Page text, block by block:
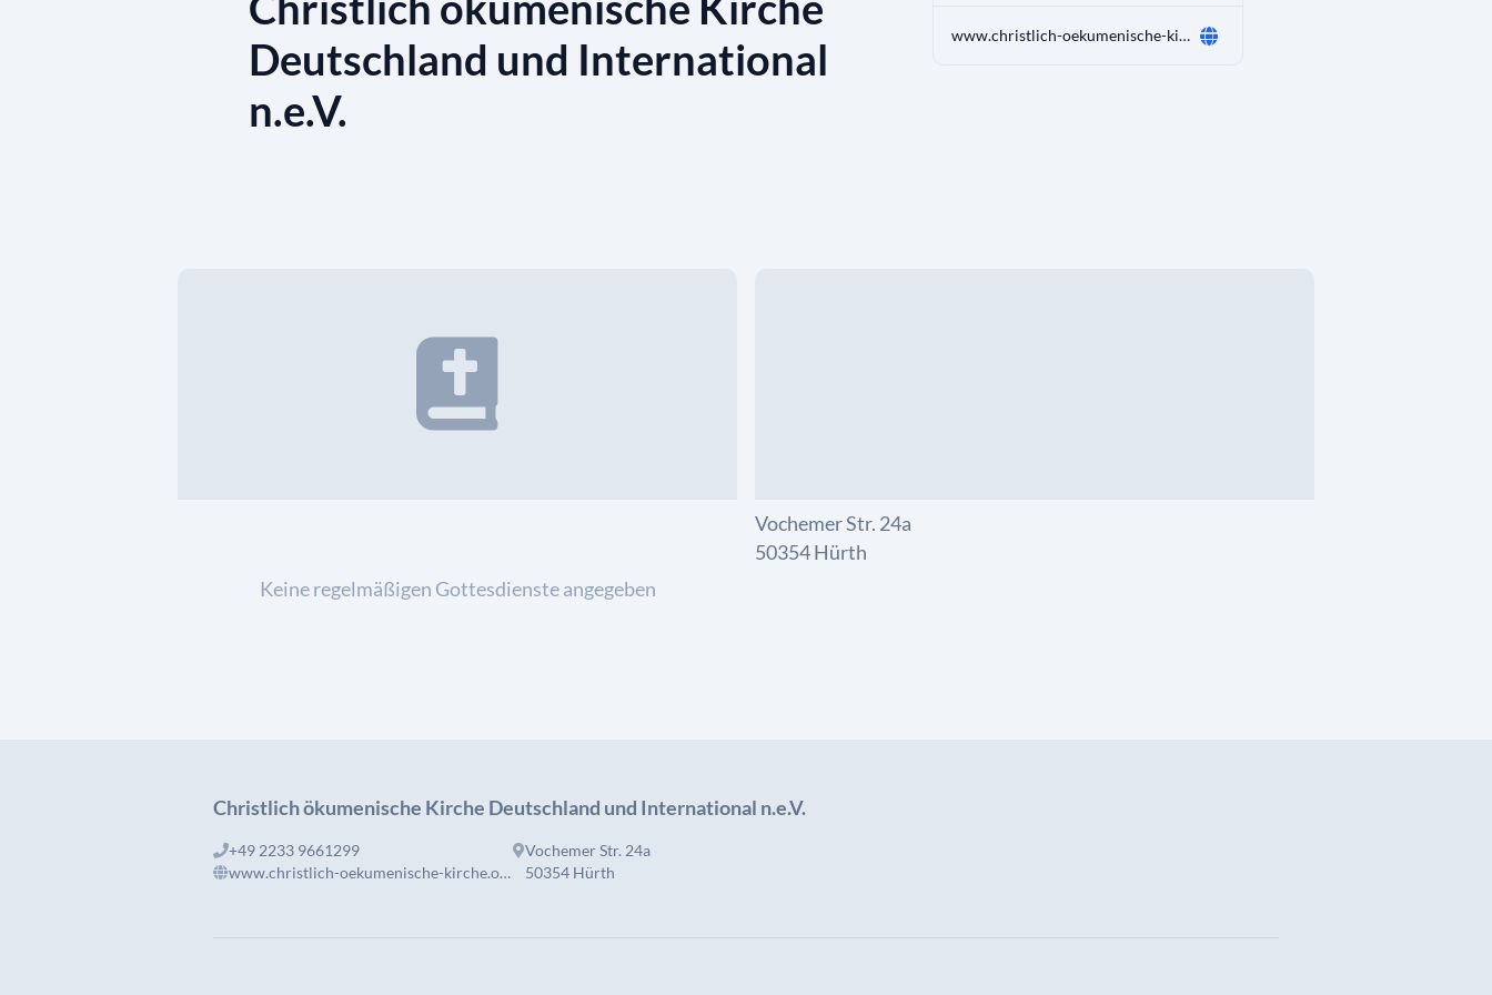
Deutschland und International
n.e.V.
www.christlich-oekumenische-kirche.org
Keine regelmäßigen Gottesdienste angegeben
Vochemer Str. 24a
50354 Hürth
Christlich ökumenische Kirche Deutschland und International n.e.V.
+49 2233 9661299
www.christlich-oekumenische-kirche.org
Vochemer Str. 24a
50354 Hürth